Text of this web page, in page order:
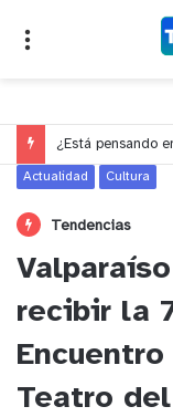
Actualidad Cultura
Tendencias
recibir la
Teatro